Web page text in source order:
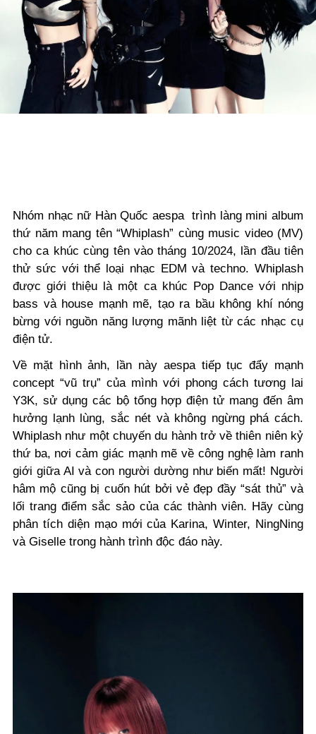
Nhóm nhạc nữ Hàn Quốc aespa trình làng mini album
thứ năm mang tên “Whiplash” cùng music video (MV)
cho ca khúc cùng tên vào tháng 10/2024, lần đầu tiên
thử sức với thể loại nhạc EDM và techno. Whiplash
được giới thiệu là một ca khúc Pop Dance với nhịp
bass và house mạnh mẽ, tạo ra bầu không khí nóng
bừng với nguồn năng lượng mãnh liệt từ các nhạc cụ
điện tử.
Về mặt hình ảnh, lần này aespa tiếp tục đẩy mạnh
concept “vũ trụ” của mình với phong cách tương lai
Y3K, sử dụng các bộ tổng hợp điện tử mang đến âm
hưởng lạnh lùng, sắc nét và không ngừng phá cách.
Whiplash như một chuyến du hành trở về thiên niên kỷ
thứ ba, nơi cảm giác mạnh mẽ về công nghệ làm ranh
giới giữa AI và con người dường như biến mất! Người
hâm mộ cũng bị cuốn hút bởi vẻ đẹp đầy “sát thủ” và
lối trang điểm sắc sảo của các thành viên. Hãy cùng
phân tích diện mạo mới của Karina, Winter, NingNing
và Giselle trong hành trình độc đáo này.